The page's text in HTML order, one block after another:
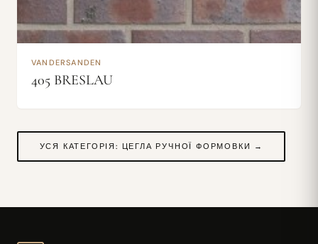
VANDERSANDEN
405 BRESLAU
УСЯ КАТЕГОРІЯ: ЦЕГЛА РУЧНОЇ ФОРМОВКИ →